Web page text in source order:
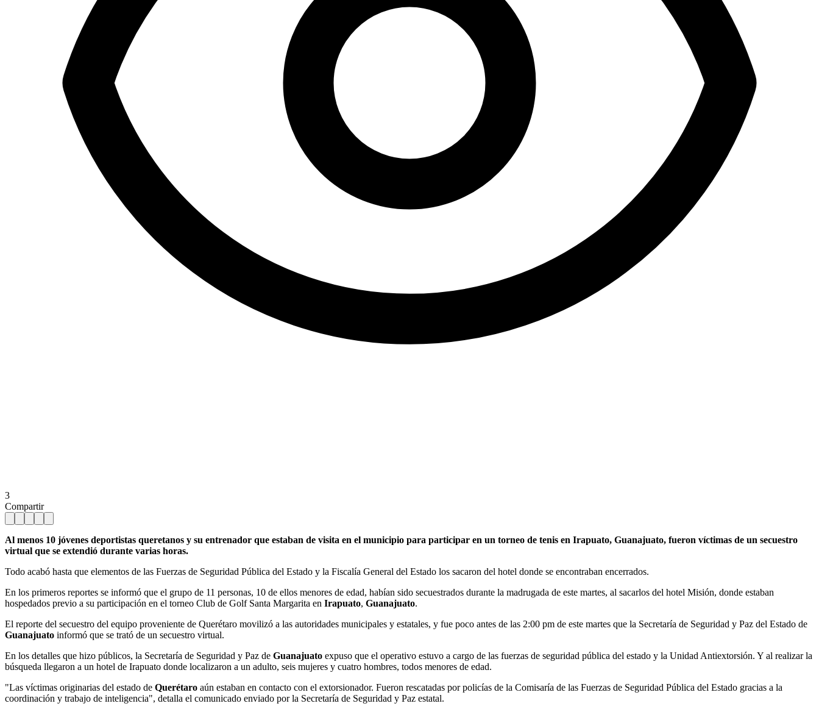
3
Compartir
Al menos 10 jóvenes deportistas queretanos y su entrenador que estaban de visita en el municipio para participar en un torneo de tenis en Irapuato, Guanajuato, fueron víctimas de un secuestro
virtual que se extendió durante varias horas.
Todo acabó hasta que elementos de las Fuerzas de Seguridad Pública del Estado y la Fiscalía General del Estado los sacaron del hotel donde se encontraban encerrados.
En los primeros reportes se informó que el grupo de 11 personas, 10 de ellos menores de edad, habían sido secuestrados durante la madrugada de este martes, al sacarlos del hotel Misión, donde estaban
hospedados previo a su participación en el torneo Club de Golf Santa Margarita en Irapuato, Guanajuato.
El reporte del secuestro del equipo proveniente de Querétaro movilizó a las autoridades municipales y estatales, y fue poco antes de las 2:00 pm de este martes que la Secretaría de Seguridad y Paz del Estado de
Guanajuato informó que se trató de un secuestro virtual.
En los detalles que hizo públicos, la Secretaría de Seguridad y Paz de Guanajuato expuso que el operativo estuvo a cargo de las fuerzas de seguridad pública del estado y la Unidad Antiextorsión. Y al realizar la
búsqueda llegaron a un hotel de Irapuato donde localizaron a un adulto, seis mujeres y cuatro hombres, todos menores de edad.
"Las víctimas originarias del estado de Querétaro aún estaban en contacto con el extorsionador. Fueron rescatadas por policías de la Comisaría de las Fuerzas de Seguridad Pública del Estado gracias a la
coordinación y trabajo de inteligencia", detalla el comunicado enviado por la Secretaría de Seguridad y Paz estatal.